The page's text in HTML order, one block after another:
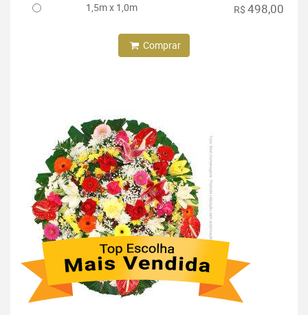
1,5m x 1,0m R$ 498,00
Comprar